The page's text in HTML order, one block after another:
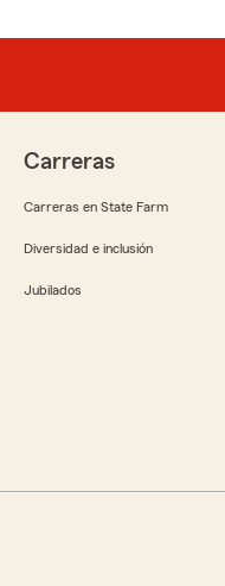
Carreras
Carreras en State Farm
Diversidad e inclusión
Jubilados